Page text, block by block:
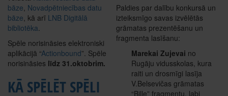
bāze, Novadpētniecības datu
bāze, kā arī LNB Digitālā
bibliotēka.
Spēle norisināsies elektroniski
aplikācijā “Actionbound”. Spēle
norisināsies līdz 31.oktobrim.
KĀ SPĒLĒT SPĒLI
Paldies par dalību konkursā un
izteiksmīgo savas izvēlētās
grāmatas prezentēšanu un
fragmenta lasīšanu:
Marekai Zujevai no
Rugāju vidusskolas, kura
raiti un drosmīgi lasīja
V.Belsevičas grāmatas
“Bille” fragmentu, labi